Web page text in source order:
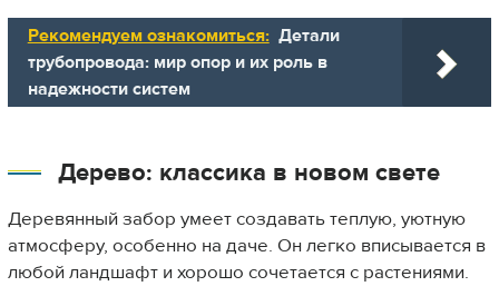
Рекомендуем ознакомиться: Детали
трубопровода: мир опор и их роль в
надежности систем
Дерево: классика в новом свете
Деревянный забор умеет создавать теплую, уютную
атмосферу, особенно на даче. Он легко вписывается в
любой ландшафт и хорошо сочетается с растениями.